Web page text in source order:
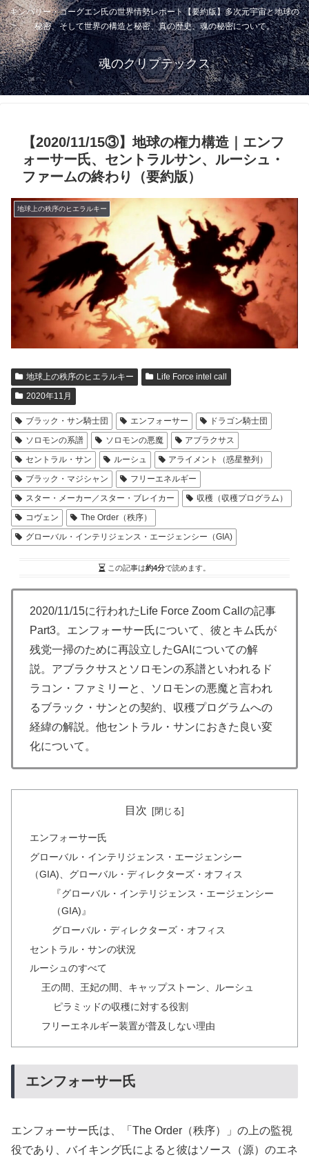
キンバリー・ゴーグエン氏の世界情勢レポート【要約版】多次元宇宙と地球の
秘密、そして世界の構造と秘密、真の歴史、魂の秘密について。
魂のクリプテックス
【2020/11/15③】地球の権力構造｜エンフ
ォーサー氏、セントラルサン、ルーシュ・
ファームの終わり（要約版）
地球上の秩序のヒエラルキー
地球上の秩序のヒエラルキー
Life Force intel call
2020年11月
ブラック・サン騎士団 エンフォーサー
ドラゴン騎士団
ソロモンの系譜
ソロモンの悪魔
アブラクサス
セントラル・サン
ルーシュ
アライメント（惑星整列）
ブラック・マジシャン
フリーエネルギー
スター・メーカー／スター・ブレイカー
収穫（収穫プログラム）
コヴェン
The Order（秩序）
グローバル・インテリジェンス・エージェンシー（GIA)
この記事は約4分で読めます。
2020/11/15に行われたLife Force Zoom Callの記事
Part3。エンフォーサー氏について、彼とキム氏が
残党一掃のために再設立したGAIについての解
説。アブラクサスとソロモンの系譜といわれるド
ラコン・ファミリーと、ソロモンの悪魔と言われ
るブラック・サンとの契約、収穫プログラムへの
経緯の解説。他セントラル・サンにおきた良い変
化について。
目次
エンフォーサー氏
グローバル・インテリジェンス・エージェンシー
（GIA)、グローバル・ディレクターズ・オフィス
『グローバル・インテリジェンス・エージェンシー
（GIA)』
グローバル・ディレクターズ・オフィス
セントラル・サンの状況
ルーシュのすべて
王の間、王妃の間、キャップストーン、ルーシュ
ピラミッドの収穫に対する役割
フリーエネルギー装置が普及しない理由
エンフォーサー氏
エンフォーサー氏は、「The Order（秩序）」の上の監視
役であり、バイキング氏によると彼はソース（源）のエネ